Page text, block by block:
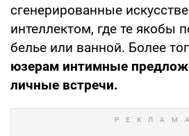
сгенерированные
интеллектом, где те якобы
белье или ванной. Более
юзерам интимные
личные встречи.